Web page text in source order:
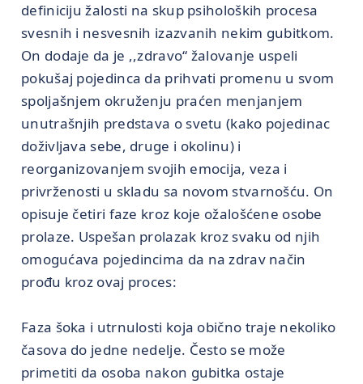
definiciju žalosti na skup psiholoških procesa
svesnih i nesvesnih izazvanih nekim gubitkom.
On dodaje da je ,,zdravo“ žalovanje uspeli
pokušaj pojedinca da prihvati promenu u svom
spoljašnjem okruženju praćen menjanjem
unutrašnjih predstava o svetu (kako pojedinac
doživljava sebe, druge i okolinu) i
reorganizovanjem svojih emocija, veza i
privrženosti u skladu sa novom stvarnošću. On
opisuje četiri faze kroz koje ožalošćene osobe
prolaze. Uspešan prolazak kroz svaku od njih
omogućava pojedincima da na zdrav način
prođu kroz ovaj proces:
Faza šoka i utrnulosti koja obično traje nekoliko
časova do jedne nedelje. Često se može
primetiti da osoba nakon gubitka ostaje